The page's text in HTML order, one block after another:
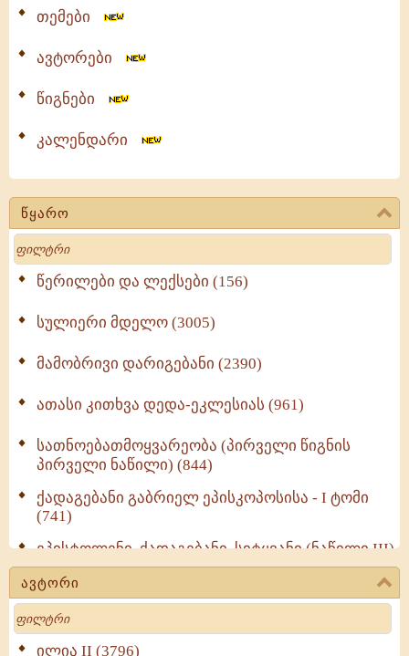
თემები
ავტორები
წიგნები
კალენდარი
წყარო
Search
წერილები და ლექსები (156)
სულიერი მდელო (3005)
მამობრივი დარიგებანი (2390)
ათასი კითხვა დედა-ეკლესიას (961)
სათნოებათმოყვარეობა (პირველი წიგნის
პირველი ნაწილი) (844)
ქადაგებანი გაბრიელ ეპისკოპოსისა - I ტომი
(741)
ეპისტოლენი, ქადაგებანი, სიტყვანი (ნაწილი III)
(723)
მოძღვრის ძალზე სასარგებლო რჩევები
მრევლისათვის (545)
Wisdomge (514)
ავტორი
Search
ილია II (3796)